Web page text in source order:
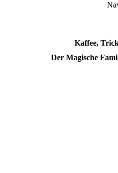
Kaffee,
Der Magische